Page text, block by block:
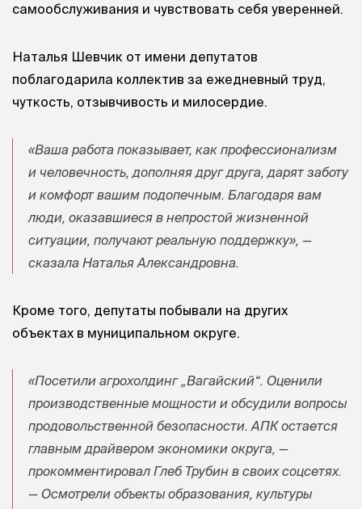
самообслуживания и чувствовать себя уверенней.
Наталья Шевчик от имени депутатов
поблагодарила коллектив за ежедневный труд,
чуткость, отзывчивость и милосердие.
«Ваша работа показывает, как профессионализм
и человечность, дополняя друг друга, дарят заботу
и комфорт вашим подопечным. Благодаря вам
люди, оказавшиеся в непростой жизненной
ситуации, получают реальную поддержку», —
сказала Наталья Александровна.
Кроме того, депутаты побывали на других
объектах в муниципальном округе.
«Посетили агрохолдинг „Вагайский“. Оценили
производственные мощности и обсудили вопросы
продовольственной безопасности. АПК остается
главным драйвером экономики округа, —
прокомментировал Глеб Трубин в своих соцсетях.
— Осмотрели объекты образования, культуры